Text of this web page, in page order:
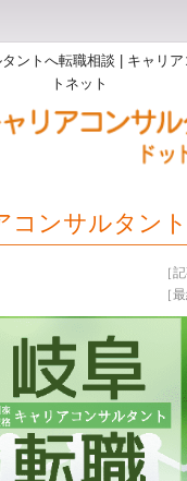
ントへ転職相談 | キャリ
トネット
コンサルタン
［
［